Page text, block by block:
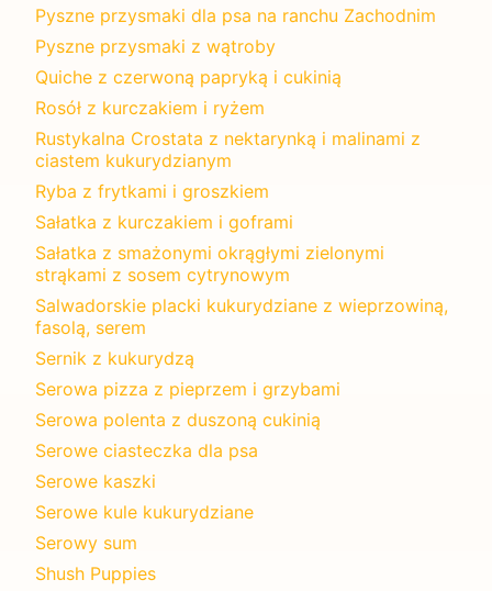
Pyszne przysmaki dla psa na ranchu Zachodnim
Pyszne przysmaki z wątroby
Quiche z czerwoną papryką i cukinią
Rosół z kurczakiem i ryżem
Rustykalna Crostata z nektarynką i malinami z
ciastem kukurydzianym
Ryba z frytkami i groszkiem
Sałatka z kurczakiem i goframi
Sałatka z smażonymi okrągłymi zielonymi
strąkami z sosem cytrynowym
Salwadorskie placki kukurydziane z wieprzowiną,
fasolą, serem
Sernik z kukurydzą
Serowa pizza z pieprzem i grzybami
Serowa polenta z duszoną cukinią
Serowe ciasteczka dla psa
Serowe kaszki
Serowe kule kukurydziane
Serowy sum
Shush Puppies